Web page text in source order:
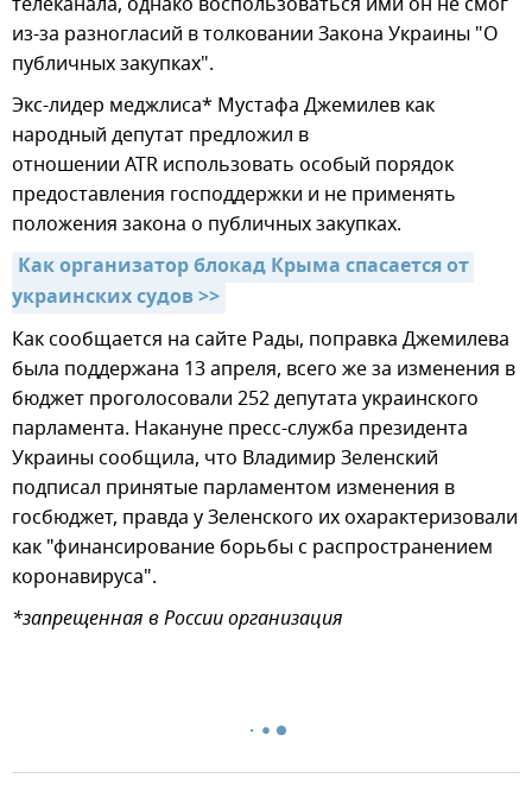
из-за разногласий в толковании Закона Украины "О
публичных закупках".
Экс-лидер меджлиса* Мустафа Джемилев как
народный депутат предложил в
отношении ATR использовать особый порядок
предоставления господдержки и не применять
положения закона о публичных закупках.
Как организатор блокад Крыма спасается от
украинских судов >>
Как сообщается на сайте Рады, поправка Джемилева
была поддержана 13 апреля, всего же за изменения в
бюджет проголосовали 252 депутата украинского
парламента. Накануне пресс-служба президента
Украины сообщила, что Владимир Зеленский
подписал принятые парламентом изменения в
госбюджет, правда у Зеленского их охарактеризовали
как "финансирование борьбы с распространением
коронавируса".
*запрещенная в России организация